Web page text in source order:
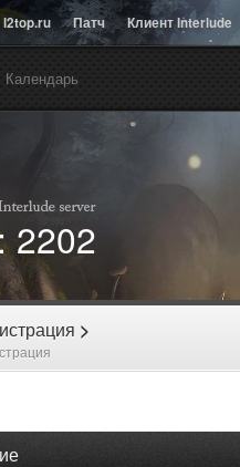
l2top.ru Патч Клиент Interlude
Календарь
2202
>